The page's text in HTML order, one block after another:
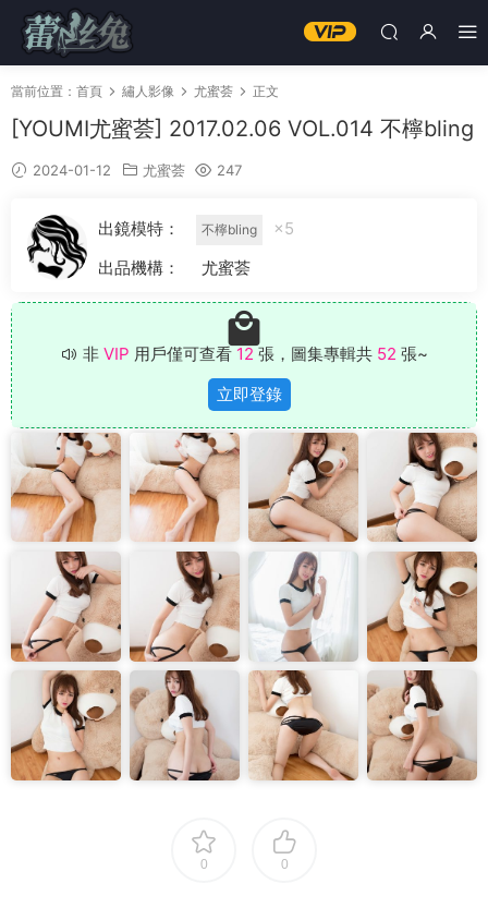
當前位置： 首頁 繡人影像 尤蜜荟 正文
[YOUMI尤蜜荟] 2017.02.06 VOL.014 不檸bling
2024-01-12 尤蜜荟 247
出鏡模特： 不檸bling
×5
出品機構：
尤蜜荟
非 VIP 用戶僅可查看 12 張，圖集專輯共 52 張~
立即登錄
0 0